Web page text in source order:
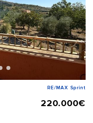
RE/MAX Sprint
220.000€